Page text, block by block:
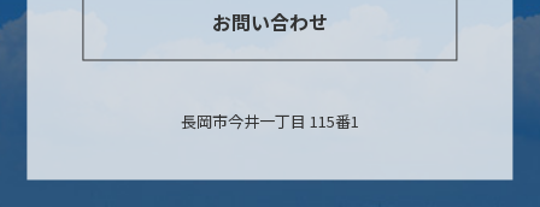
お問い合わせ
長岡市今井一丁目 115番1